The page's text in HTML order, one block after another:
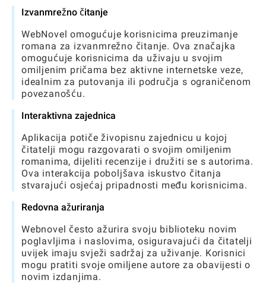
Izvanmrežno čitanje
WebNovel omogućuje korisnicima preuzimanje
romana za izvanmrežno čitanje. Ova značajka
omogućuje korisnicima da uživaju u svojim
omiljenim pričama bez aktivne internetske veze,
idealnim za putovanja ili područja s ograničenom
povezanošću.
Interaktivna zajednica
Aplikacija potiče živopisnu zajednicu u kojoj
čitatelji mogu razgovarati o svojim omiljenim
romanima, dijeliti recenzije i družiti se s autorima.
Ova interakcija poboljšava iskustvo čitanja
stvarajući osjećaj pripadnosti među korisnicima.
Redovna ažuriranja
Webnovel često ažurira svoju biblioteku novim
poglavljima i naslovima, osiguravajući da čitatelji
uvijek imaju svježi sadržaj za uživanje. Korisnici
mogu pratiti svoje omiljene autore za obavijesti o
novim izdanjima.